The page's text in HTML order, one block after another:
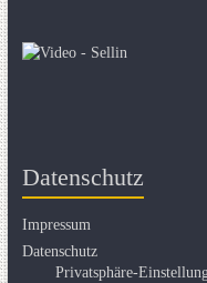
Datenschutz
Impressum
Datenschutz
Privatsphäre-